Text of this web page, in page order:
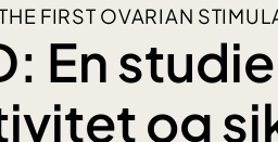
FIRST OVARIAN
En
og